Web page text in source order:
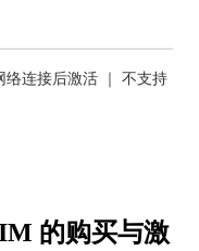
络连接后激活 ｜ 不支持
的购买与激